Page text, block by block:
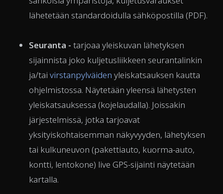
lähetetään standardoidulla sähköpostilla (PDF).
Seuranta - tarjoaa yleiskuvan lähetyksen
sijainnista joko kuljetusliikkeen seurantalinkin
ja/tai virstanpylväiden yleiskatsauksen kautta
ohjelmistossa. Näytetään yleensä lähetysten
yleiskatsauksessa (kojelaudalla). Joissakin
järjestelmissä, jotka tarjoavat
yksityiskohtaisemman näkyvyyden, lähetyksen
tai kulkuneuvon (pakettiauto, kuorma-auto,
kontti, lentokone) live GPS-sijainti näytetään
kartalla.